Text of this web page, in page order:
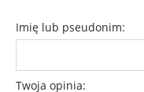
Imię lub pseudonim:
Twoja opinia: